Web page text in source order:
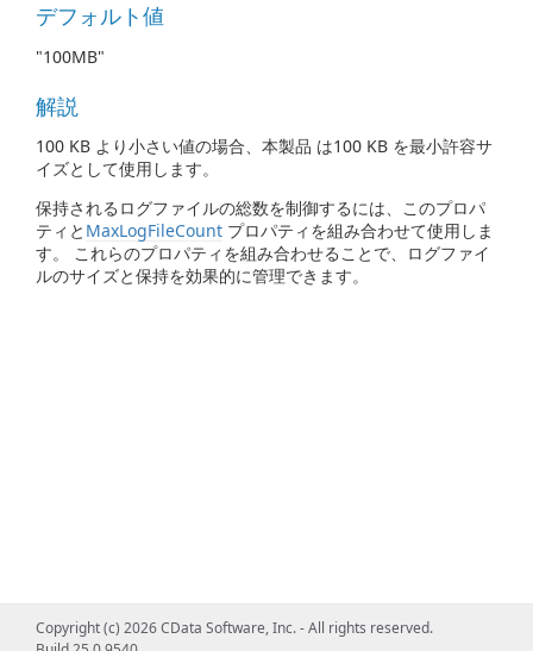
デフォルト値
"100MB"
解説
100 KB より小さい値の場合、本製品 は100 KB を最小許容サ
イズとして使用します。
保持されるログファイルの総数を制御するには、このプロパ
ティと MaxLogFileCount プロパティを組み合わせて使用しま
す。 これらのプロパティを組み合わせることで、ログファイ
ルのサイズと保持を効果的に管理できます。
Copyright (c) 2026 CData Software, Inc. - All rights reserved.